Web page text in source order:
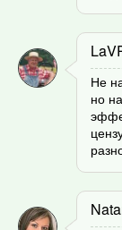
Не
но